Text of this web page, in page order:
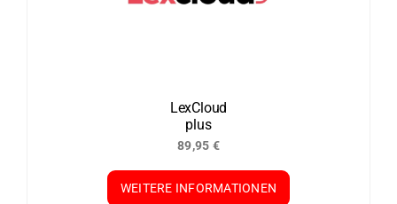
LexCloud
plus
89,95 €
WEITERE INFORMATIONEN